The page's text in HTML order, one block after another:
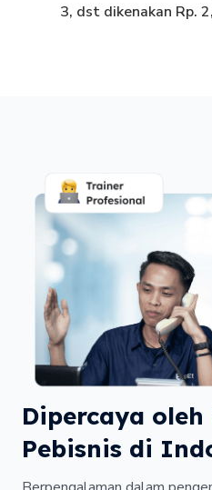
3, dst dikenakan Rp.
Dipercaya oleh
Pebisnis di